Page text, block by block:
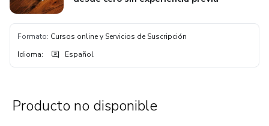
Formato: Cursos online y Servicios de Suscripción
Idioma: Español
Producto no disponible